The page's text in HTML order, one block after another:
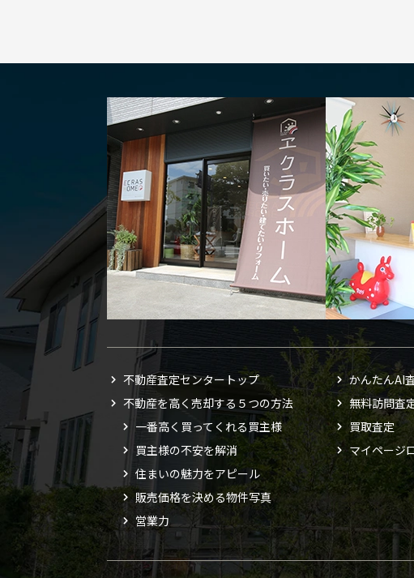
不動産査定センタートップ
不動産を高く売却する５つの方法
一番高く買ってくれる買主様
買主様の不安を解消
住まいの魅力をアピール
販売価格を決める物件写真
営業力
かんたんAI
無料訪問査
買取査定
マイページ